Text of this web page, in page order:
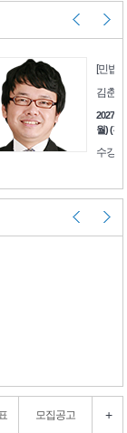
[민법]
김춘
2027대
월) (김
수강
+
모집공고